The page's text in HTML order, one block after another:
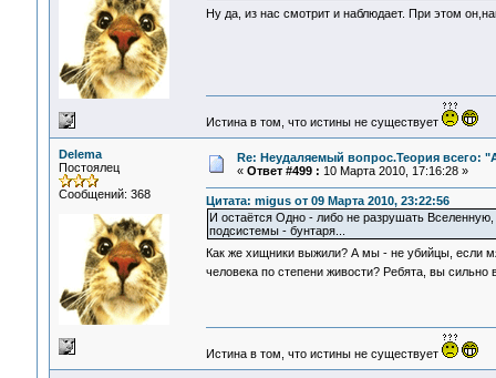
Ну да, из нас смотрит и наблюдает. При этом
Истина в том, что истины не существует
Delema
Постоялец
Сообщений: 368
Re: Неудаляемый вопрос.Теория всего:
« Ответ #499 : 10 Марта 2010, 17:16:28 »
Цитата: migus от 09 Марта 2010, 23:22:56
И остаётся Одно - либо не разрушать
подсистемы - бунтаря...
Как же хищники выжили? А мы - не убийцы, если
человека по степени живости? Ребята, вы сильно
Истина в том, что истины не существует